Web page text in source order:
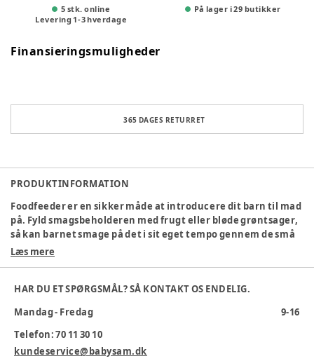
5 stk. online
Levering 1-3hverdage
På lager i 29 butikker
Finansieringsmuligheder
365 DAGES RETURRET
PRODUKTINFORMATION
Foodfeeder er en sikker måde at introducere dit barn til mad
på. Fyld smagsbeholderen med frugt eller bløde grøntsager,
så kan barnet smage på det i sit eget tempo gennem de små
huller. Dette startpakke indeholder 2 foodfeedere samt 2
barnet at holde fast i.
Specifikationer:
Let at skille ad og rengøre
Fri for BPA
Læs mere
HAR DU ET SPØRGSMÅL? SÅ KONTAKT OS ENDELIG.
Mandag - Fredag
9-16
Telefon: 70 11 30 10
kundeservice@babysam.dk